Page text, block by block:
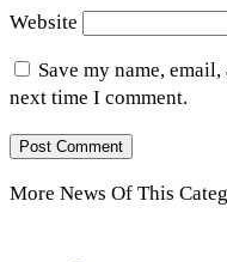
Website
Save my name,
next time I comment.
More News Of This